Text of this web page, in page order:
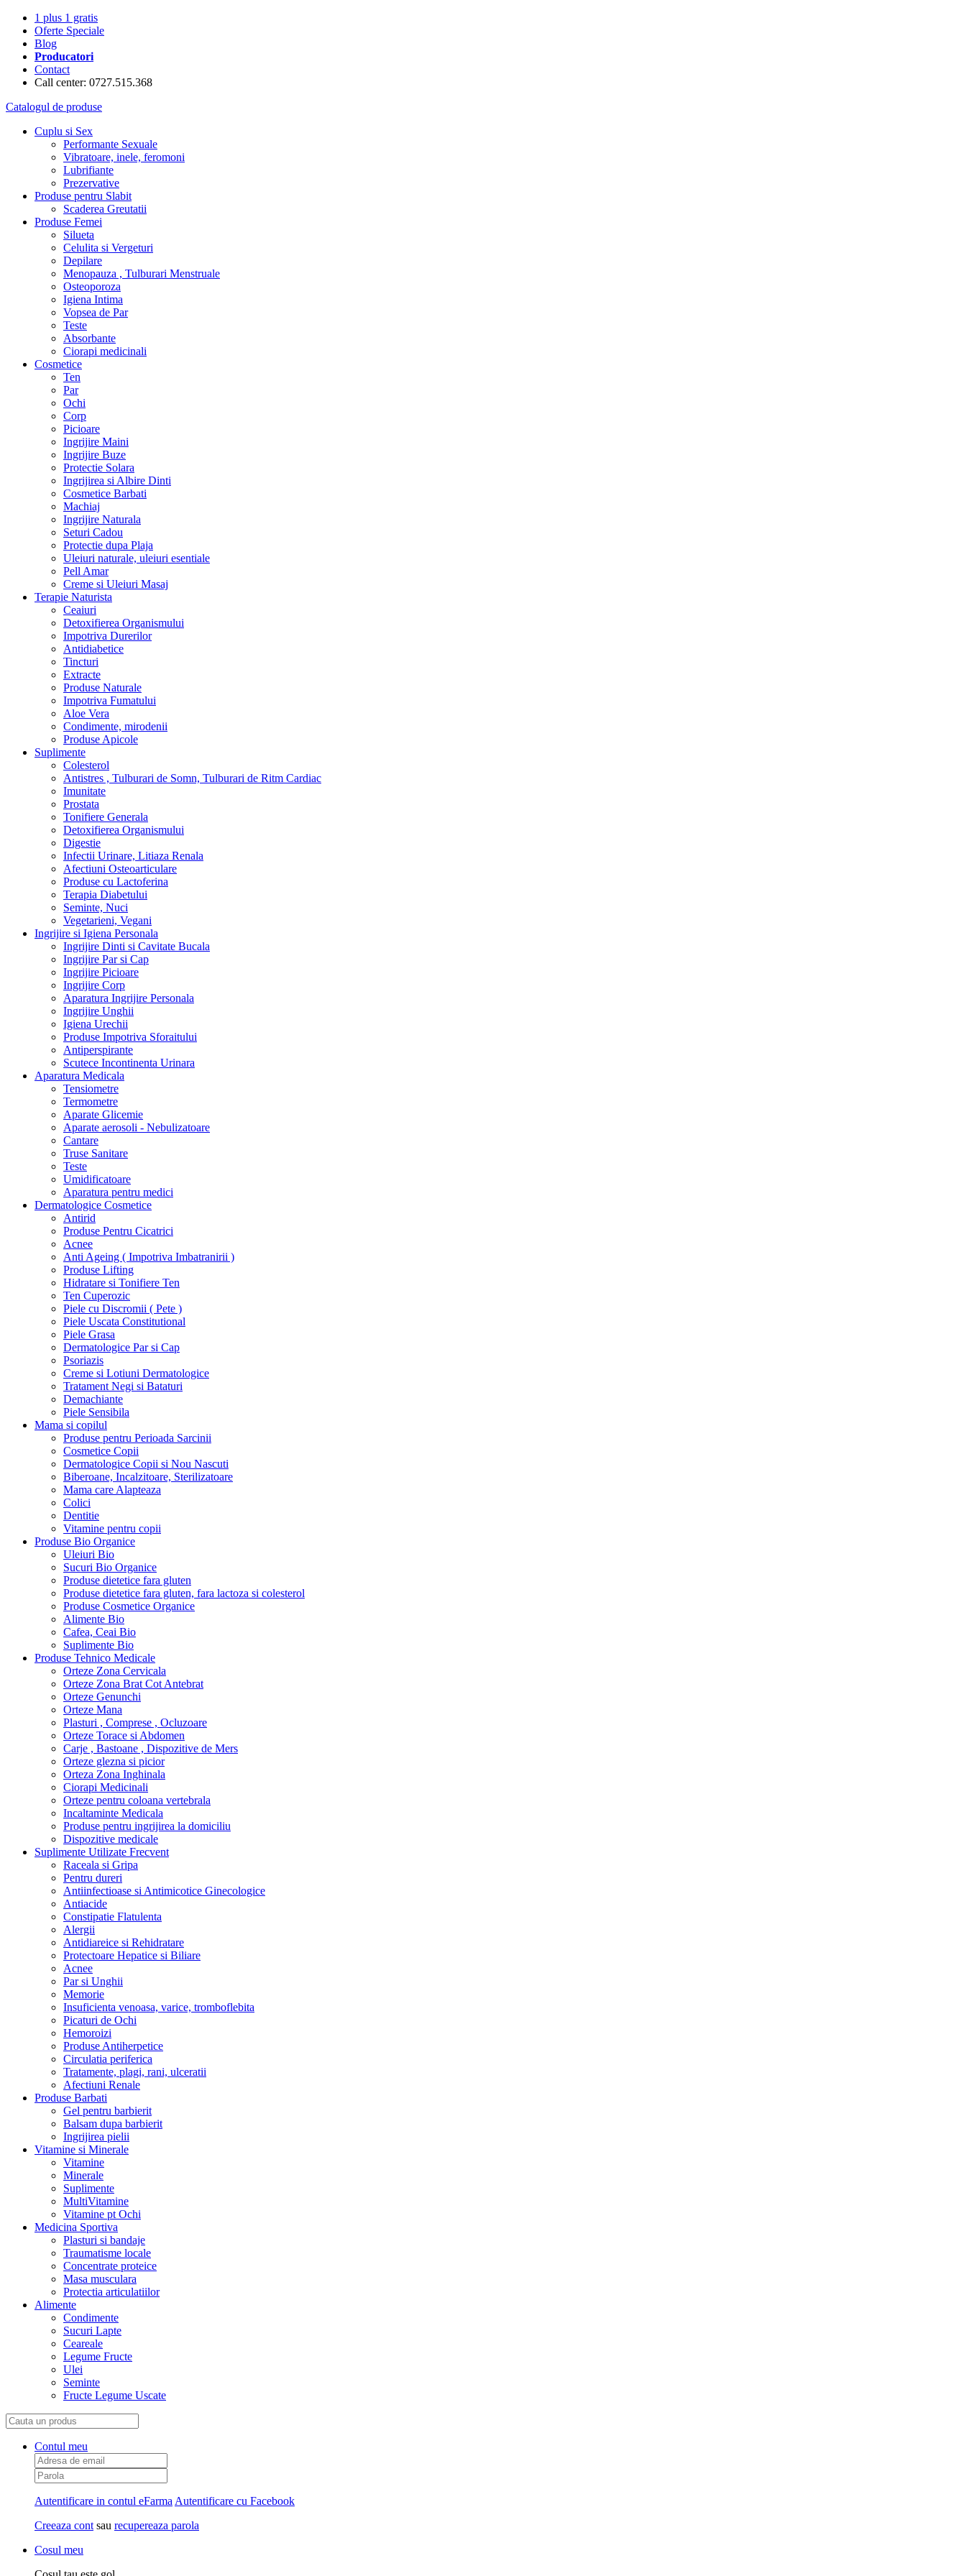
1 plus 1 gratis
Oferte Speciale
Blog
Producatori
Contact
Call center: 0727.515.368
Catalogul de produse
Cuplu si Sex
Performante Sexuale
Vibratoare, inele, feromoni
Lubrifiante
Prezervative
Produse pentru Slabit
Scaderea Greutatii
Produse Femei
Silueta
Celulita si Vergeturi
Depilare
Menopauza , Tulburari Menstruale
Osteoporoza
Igiena Intima
Vopsea de Par
Teste
Absorbante
Ciorapi medicinali
Cosmetice
Ten
Par
Ochi
Corp
Picioare
Ingrijire Maini
Ingrijire Buze
Protectie Solara
Ingrijirea si Albire Dinti
Cosmetice Barbati
Machiaj
Ingrijire Naturala
Seturi Cadou
Protectie dupa Plaja
Uleiuri naturale, uleiuri esentiale
Pell Amar
Creme si Uleiuri Masaj
Terapie Naturista
Ceaiuri
Detoxifierea Organismului
Impotriva Durerilor
Antidiabetice
Tincturi
Extracte
Produse Naturale
Impotriva Fumatului
Aloe Vera
Condimente, mirodenii
Produse Apicole
Suplimente
Colesterol
Antistres , Tulburari de Somn, Tulburari de Ritm Cardiac
Imunitate
Prostata
Tonifiere Generala
Detoxifierea Organismului
Digestie
Infectii Urinare, Litiaza Renala
Afectiuni Osteoarticulare
Produse cu Lactoferina
Terapia Diabetului
Seminte, Nuci
Vegetarieni, Vegani
Ingrijire si Igiena Personala
Ingrijire Dinti si Cavitate Bucala
Ingrijire Par si Cap
Ingrijire Picioare
Ingrijire Corp
Aparatura Ingrijire Personala
Ingrijire Unghii
Igiena Urechii
Produse Impotriva Sforaitului
Antiperspirante
Scutece Incontinenta Urinara
Aparatura Medicala
Tensiometre
Termometre
Aparate Glicemie
Aparate aerosoli - Nebulizatoare
Cantare
Truse Sanitare
Teste
Umidificatoare
Aparatura pentru medici
Dermatologice Cosmetice
Antirid
Produse Pentru Cicatrici
Acnee
Anti Ageing ( Impotriva Imbatranirii )
Produse Lifting
Hidratare si Tonifiere Ten
Ten Cuperozic
Piele cu Discromii ( Pete )
Piele Uscata Constitutional
Piele Grasa
Dermatologice Par si Cap
Psoriazis
Creme si Lotiuni Dermatologice
Tratament Negi si Bataturi
Demachiante
Piele Sensibila
Mama si copilul
Produse pentru Perioada Sarcinii
Cosmetice Copii
Dermatologice Copii si Nou Nascuti
Biberoane, Incalzitoare, Sterilizatoare
Mama care Alapteaza
Colici
Dentitie
Vitamine pentru copii
Produse Bio Organice
Uleiuri Bio
Sucuri Bio Organice
Produse dietetice fara gluten
Produse dietetice fara gluten, fara lactoza si colesterol
Produse Cosmetice Organice
Alimente Bio
Cafea, Ceai Bio
Suplimente Bio
Produse Tehnico Medicale
Orteze Zona Cervicala
Orteze Zona Brat Cot Antebrat
Orteze Genunchi
Orteze Mana
Plasturi , Comprese , Ocluzoare
Orteze Torace si Abdomen
Carje , Bastoane , Dispozitive de Mers
Orteze glezna si picior
Orteza Zona Inghinala
Ciorapi Medicinali
Orteze pentru coloana vertebrala
Incaltaminte Medicala
Produse pentru ingrijirea la domiciliu
Dispozitive medicale
Suplimente Utilizate Frecvent
Raceala si Gripa
Pentru dureri
Antiinfectioase si Antimicotice Ginecologice
Antiacide
Constipatie Flatulenta
Alergii
Antidiareice si Rehidratare
Protectoare Hepatice si Biliare
Acnee
Par si Unghii
Memorie
Insuficienta venoasa, varice, tromboflebita
Picaturi de Ochi
Hemoroizi
Produse Antiherpetice
Circulatia periferica
Tratamente, plagi, rani, ulceratii
Afectiuni Renale
Produse Barbati
Gel pentru barbierit
Balsam dupa barbierit
Ingrijirea pielii
Vitamine si Minerale
Vitamine
Minerale
Suplimente
MultiVitamine
Vitamine pt Ochi
Medicina Sportiva
Plasturi si bandaje
Traumatisme locale
Concentrate proteice
Masa musculara
Protectia articulatiilor
Alimente
Condimente
Sucuri Lapte
Ceareale
Legume Fructe
Ulei
Seminte
Fructe Legume Uscate
Contul meu
Autentificare in contul eFarma Autentificare cu Facebook
Creeaza cont sau recupereaza parola
Cosul meu